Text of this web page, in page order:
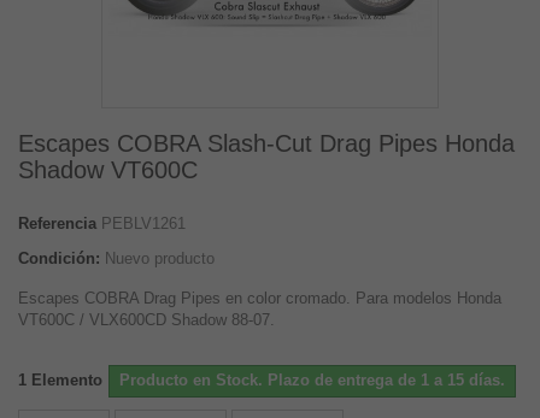
Escapes COBRA Slash-Cut Drag Pipes Honda
Shadow VT600C
Referencia PEBLV1261
Condición: Nuevo producto
Escapes COBRA Drag Pipes en color cromado. Para modelos Honda
VT600C / VLX600CD Shadow 88-07.
1 Elemento Producto en Stock. Plazo de entrega de 1 a 15 días.